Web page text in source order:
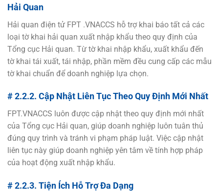
Hải Quan
Hải quan điện tử FPT .VNACCS hỗ trợ khai báo tất cả các
loại tờ khai hải quan xuất nhập khẩu theo quy định của
Tổng cục Hải quan. Từ tờ khai nhập khẩu, xuất khẩu đến
tờ khai tái xuất, tái nhập, phần mềm đều cung cấp các mẫu
tờ khai chuẩn để doanh nghiệp lựa chọn.
# 2.2.2. Cập Nhật Liên Tục Theo Quy Định Mới Nhất
FPT.VNACCS luôn được cập nhật theo quy định mới nhất
của Tổng cục Hải quan, giúp doanh nghiệp luôn tuân thủ
đúng quy trình và tránh vi phạm pháp luật. Việc cập nhật
liên tục này giúp doanh nghiệp yên tâm về tính hợp pháp
của hoạt động xuất nhập khẩu.
# 2.2.3. Tiện Ích Hỗ Trợ Đa Dạng